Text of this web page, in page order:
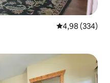
Priemerné
4,98 (334)